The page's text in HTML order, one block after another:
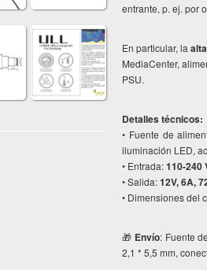
entrante, p. ej. por
En particular, la
MediaCenter,
PSU.
Detalles técnicos:
• Fuente de
iluminación LED,
• Entrada:110-240
• Salida:12V, 6A,
• Dimensiones del
🎁 Envío: Fuente
2,1 * 5,5 mm,